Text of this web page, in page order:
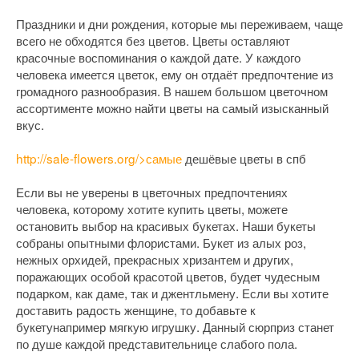
Праздники и дни рождения, которые мы переживаем, чаще
всего не обходятся без цветов. Цветы оставляют
красочные воспоминания о каждой дате. У каждого
человека имеется цветок, ему он отдаёт предпочтение из
громадного разнообразия. В нашем большом цветочном
ассортименте можно найти цветы на самый изысканный
вкус.
http://sale-flowers.org/>самые дешёвые цветы в спб
Если вы не уверены в цветочных предпочтениях
человека, которому хотите купить цветы, можете
остановить выбор на красивых букетах. Наши букеты
собраны опытными флористами. Букет из алых роз,
нежных орхидей, прекрасных хризантем и других,
поражающих особой красотой цветов, будет чудесным
подарком, как даме, так и джентльмену. Если вы хотите
доставить радость женщине, то добавьте к
букетунапример мягкую игрушку. Данный сюрприз станет
по душе каждой представительнице слабого пола.